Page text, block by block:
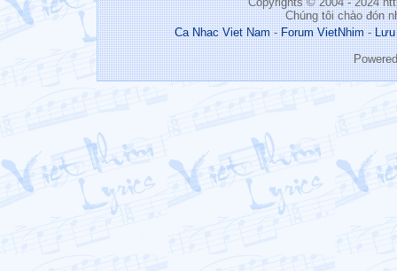
Chúng tôi chào đón
Ca Nhac Viet Nam-Forum VietNhim-